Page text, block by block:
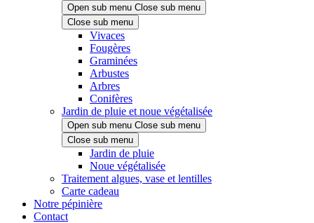
Open sub menu Close sub menu
Close sub menu
Vivaces
Fougères
Graminées
Arbustes
Arbres
Conifères
Jardin de pluie et noue végétalisée
Open sub menu Close sub menu
Close sub menu
Jardin de pluie
Noue végétalisée
Traitement algues, vase et lentilles
Carte cadeau
Notre pépinière
Contact